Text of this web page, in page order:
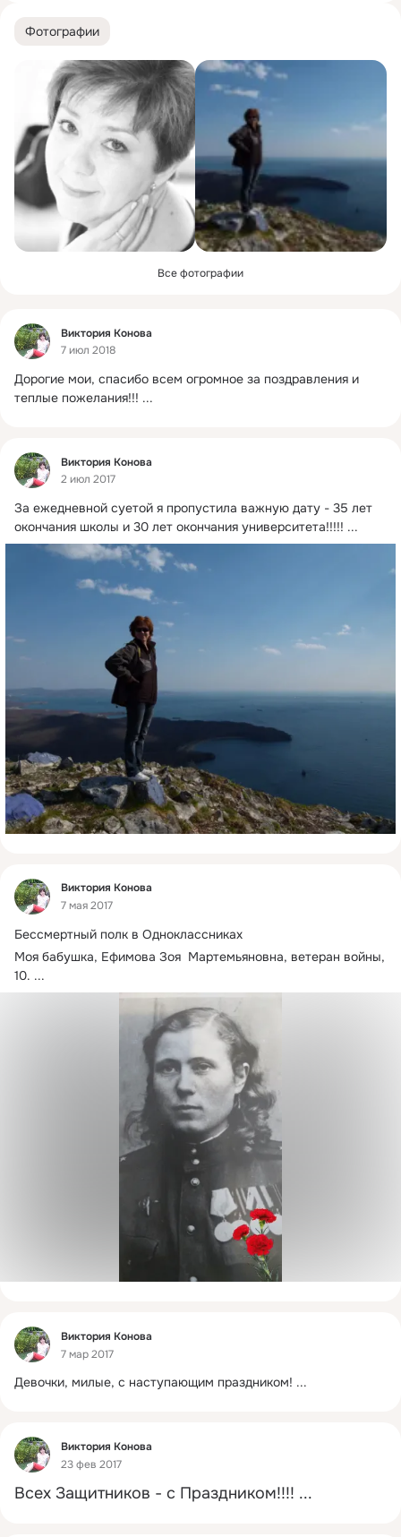
Фотографии
Все фотографии
Фид
Виктория Конова
7 июл 2018
Дорогие мои, спасибо всем огромное за поздравления и
теплые пожелания!!! ...
Фид
Виктория Конова
2 июл 2017
За ежедневной суетой я пропустила важную дату - 35 лет
окончания школы и 30 лет окончания университета!!!!! ...
Фид
Виктория Конова
7 мая 2017
Бессмертный полк в Одноклассниках
Моя бабушка, Ефимова Зоя  Мартемьяновна, ветеран войны,
10. ...
Фид
Виктория Конова
7 мар 2017
Девочки, милые, с наступающим праздником! ...
Фид
Виктория Конова
23 фев 2017
Всех Защитников - с Праздником!!!! ...